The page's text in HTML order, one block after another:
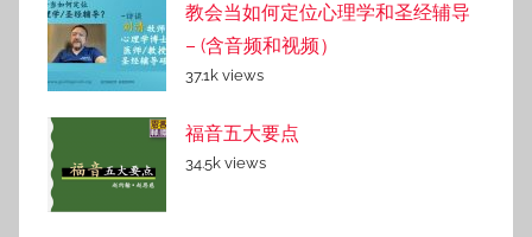
教会当如何定位心理学和圣经辅导
– (含音频和视频）
37.1k views
福音五大要点
34.5k views